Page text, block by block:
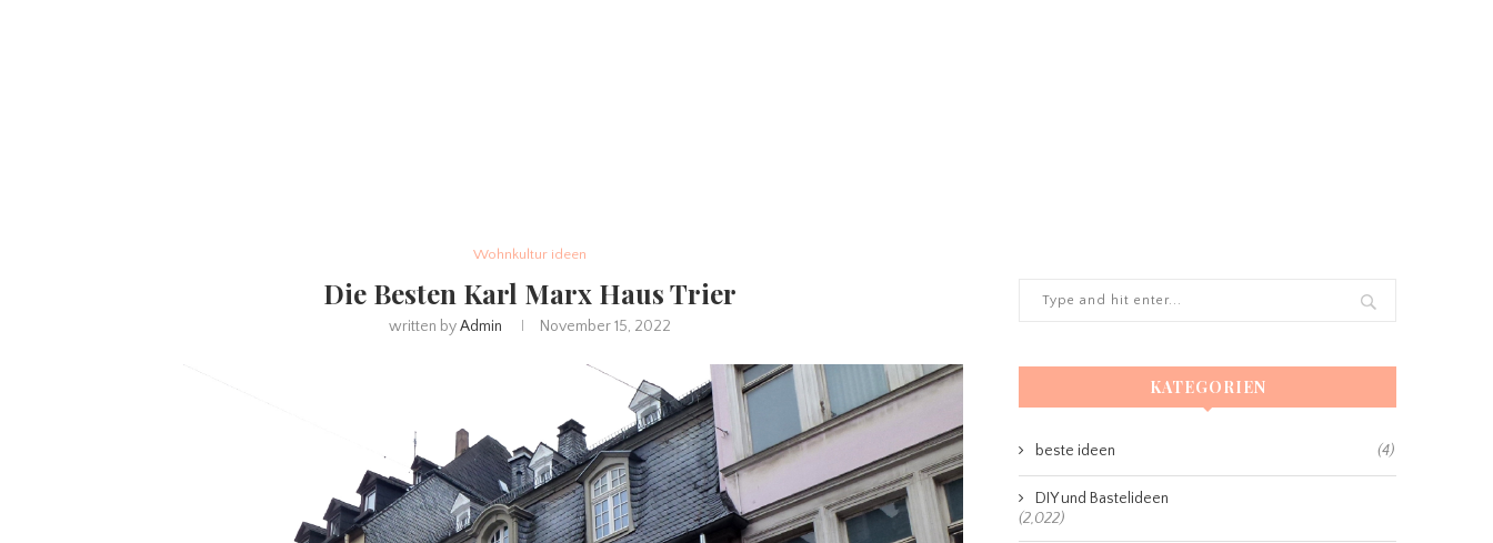
Wohnkultur ideen
Die Besten Karl Marx Haus Trier
written byAdmin November 15, 2022
KATEGORIEN
beste ideen (4)
DIY und Bastelideen
(2,022)